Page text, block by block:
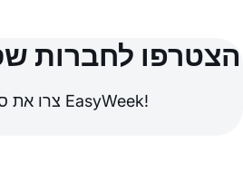
הצטרפו לחברות
צרו את סיפור ההצלחה שלכם עם EasyWeek!